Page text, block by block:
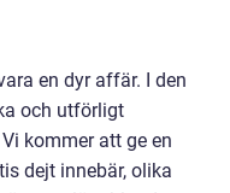
en dyr affär. I den
och utförligt
kommer att ge en
dejt innebär, olika